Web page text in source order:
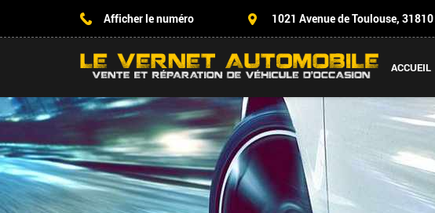
Afficher le numéro 1021 Avenue de Toulouse, 31810
ACCUEIL